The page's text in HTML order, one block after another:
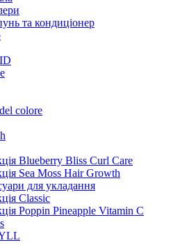
та кондиціонер
colore
Blueberry Bliss Curl Care
Sea Moss Hair Growth
для укладання
Classic
Poppin Pineapple Vitamin C